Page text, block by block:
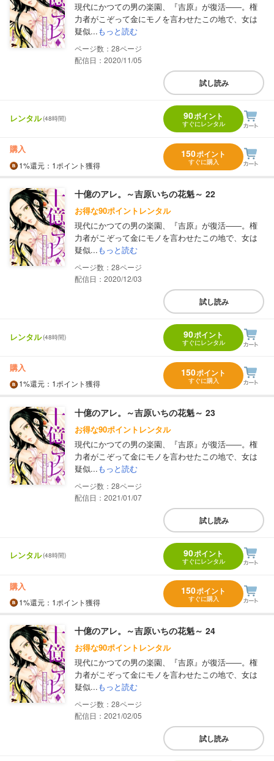
現代にかつての男の楽園、『吉原』が復活――。権
力者がこぞって金にモノを言わせたこの地で、女は
疑似...もっと読む
28
配信日：2020/11/05
試し読み
レンタル(48時間) 90ポイント
すぐにレンタル
購入
1%還元 ：1ポイント獲得
150ポイント
すぐに購入
十億のアレ。～吉原いちの花魁～ 22
お得な90ポイントレンタル
現代にかつての男の楽園、『吉原』が復活――。権
力者がこぞって金にモノを言わせたこの地で、女は
疑似...もっと読む
28
配信日：2020/12/03
試し読み
レンタル(48時間) 90ポイント
すぐにレンタル
購入
1%還元 ：1ポイント獲得
150ポイント
すぐに購入
十億のアレ。～吉原いちの花魁～ 23
お得な90ポイントレンタル
現代にかつての男の楽園、『吉原』が復活――。権
力者がこぞって金にモノを言わせたこの地で、女は
疑似...もっと読む
28
配信日：2021/01/07
試し読み
レンタル(48時間) 90ポイント
すぐにレンタル
購入
1%還元 ：1ポイント獲得
150ポイント
すぐに購入
十億のアレ。～吉原いちの花魁～ 24
お得な90ポイントレンタル
現代にかつての男の楽園、『吉原』が復活――。権
力者がこぞって金にモノを言わせたこの地で、女は
疑似...もっと読む
28
配信日：2021/02/05
試し読み